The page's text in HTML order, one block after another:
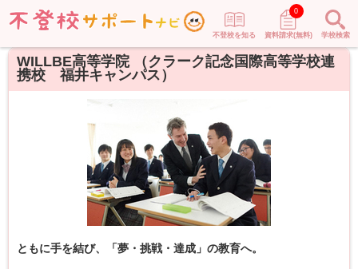
不登校を知る 資料請求(無料)
0
学校検索
WILLBE高等学院 （クラーク記念国際高等学校連
携校 福井キャンパス）
ともに手を結び、「夢・挑戦・達成」の教育へ。